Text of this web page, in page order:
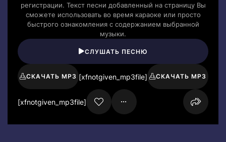
регистрации. Текст песни добавленный на страницу Вы
сможете использовать во время караоке или просто
быстрого ознакомления с содержанием выбранной
музыки.
СЛУШАТЬ ПЕСНЮ
СКАЧАТЬ MP3 [xfnotgiven_mp3file] СКАЧАТЬ MP3
[xfnotgiven_mp3file]